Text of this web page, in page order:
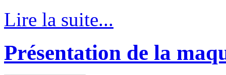
Lire la suite...
Présentation de la